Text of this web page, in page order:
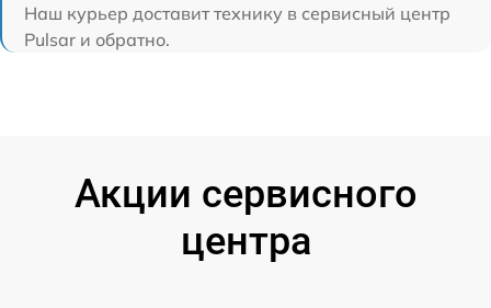
Наш курьер доставит технику в сервисный центр
Pulsar и обратно.
Акции сервисного
центра